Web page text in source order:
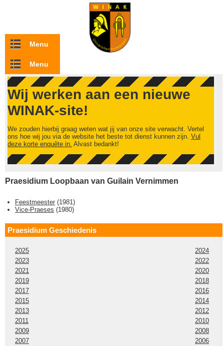
Overslaan en naar de inhoud gaan
Menu
Menu
Wij werken aan een nieuwe
WINAK-site!
We zouden hierbij graag weten wat jij van onze site verwacht. Vertel
ons hoe wij jou via de website het beste tot dienst kunnen zijn. Vul
deze korte enquête in. Alvast bedankt!
Praesidium Loopbaan van Guilain Vernimmen
Feestmeester (1981)
Vice-Praeses (1980)
Praesidium Geschiedenis
2025
2024
2023
2022
2021
2020
2019
2018
2017
2016
2015
2014
2013
2012
2011
2010
2009
2008
2007
2006